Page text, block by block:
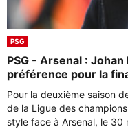
PSG
PSG - Arsenal :
préférence pour la
Pour la deuxième saison
de la Ligue des
style face à Arsenal, le 30